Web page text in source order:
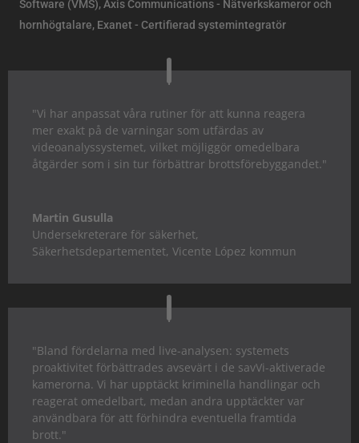
Software (VMS), Axis Communications - Nätverkskameror och
hornhögtalare, Exanet - Certifierad systemintegratör
"Vi har anpassat våra rutiner för att kunna reagera
mer exakt på de varningar som utfärdas av
videoanalyssystemet, vilket möjliggör omedelbara
åtgärder som i sin tur förbättrar brottsförebyggandet."
Martin Gusulla
Undersekreterare för säkerhet,
Säkerhetsdepartementet, Vicente López kommun
"Bland fördelarna med live-analysen: systemets
proaktivitet förbättrades avsevärt i de savVi-aktiverade
kamerorna. Vi har upptäckt kriminella handlingar och
reagerat omedelbart, medan andra upptäckter var
användbara för att förhindra eventuella framtida
brott."